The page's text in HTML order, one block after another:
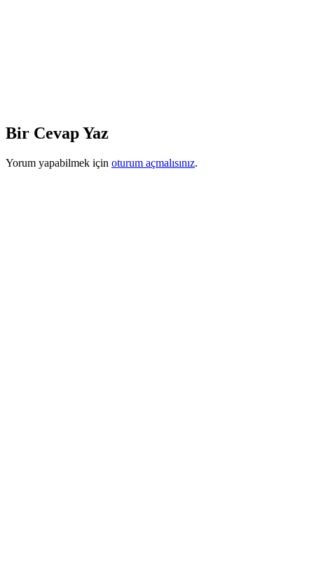
Bir Cevap Yaz
Yorum yapabilmek için oturum açmalısınız.